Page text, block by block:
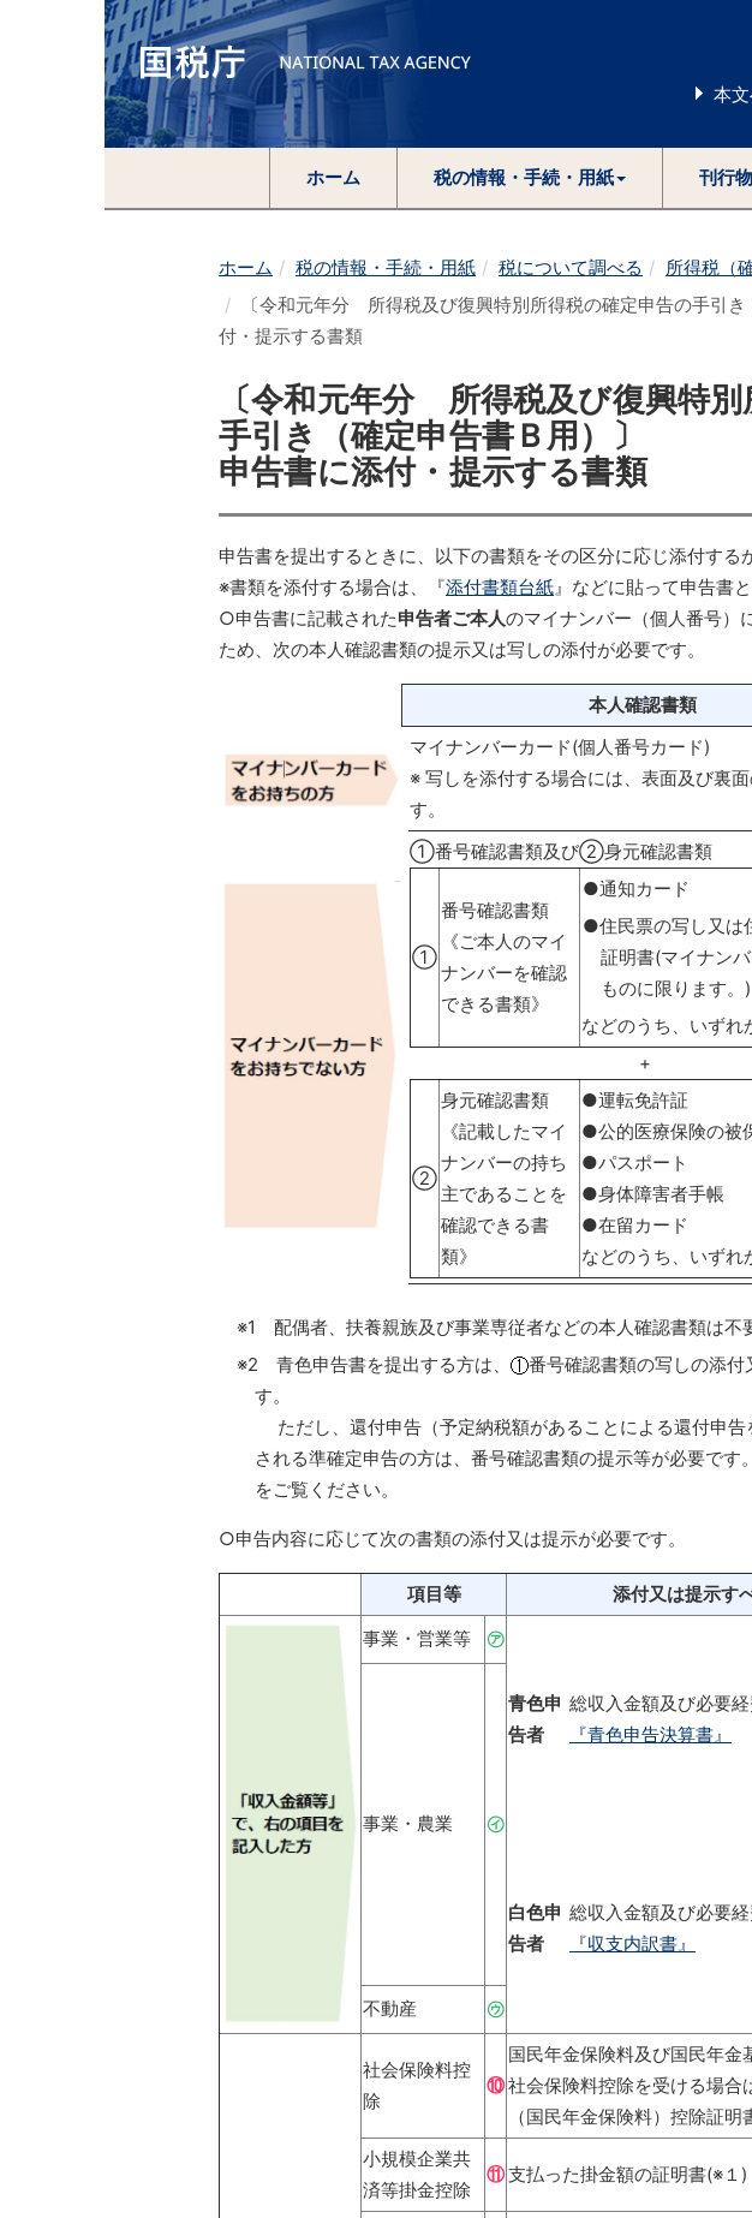
本
ホーム 税の情報・手続・用紙 刊行
ホーム 税の情報・手続・用紙 税について調べる
所得税（
〔令和元年分 所得税及び復興特別所得税の確定申告の手引
付・提示する書類
〔令和元年分 所得税及び復興特
手引き（確定申告書Ｂ用）〕
申告書に添付・提示する書類
申告書を提出するときに、以下の書類をその区分に応じ添付する
※書類を添付する場合は、『添付書類台紙』などに貼って申告書
○申告書に記載された申告者ご本人のマイナンバー（個人番号）
ため、次の本人確認書類の提示又は写しの添付が必要です。
本人確認書類
マイナンバーカード(個人番号カード)
※ 写しを添付する場合には、表面及び裏
す。
①番号確認書類及び②身元確認書類
①
番号確認書類
《ご本人のマイ
ナンバーを確認
できる書類》
●通知カード
●住民票の写し又は
証明書(マイナン
ものに限ります。)
などのうち、いずれ
+
②
身元確認書類
《記載したマイ
ナンバーの持ち
主であることを
確認できる書
類》
●運転免許証
●公的医療保険の被
●パスポート
●身体障害者手帳
●在留カード
などのうち、いずれ
※1 配偶者、扶養親族及び事業専従者などの本人確認書類は不
※2 青色申告書を提出する方は、
番号確認書類の写しの添付
す。
ただし、還付申告（予定納税額があることによる還付申告
される準確定申告の方は、番号確認書類の提示等が必要です
をご覧ください。
○申告内容に応じて次の書類の添付又は提示が必要です。
項目等 添付又は提示す
事業・営業等
㋐
青色申
告者
総収入金額及び必要
『青色申告決算書』
事業・農業 ㋑
白色申
告者
総収入金額及び必要
『収支内訳書』
不動産 ㋒
社会保険料控
除
⑩
国民年金保険料及び国民年金
社会保険料控除を受ける場合
（国民年金保険料）控除証明
小規模企業共
済等掛金控除
⑪支払った掛金額の証明書(※１)